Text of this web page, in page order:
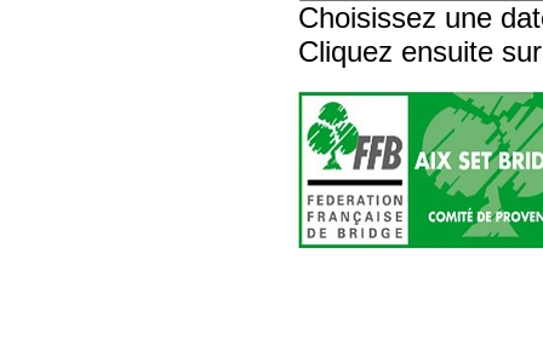
Choisissez une
Cliquez ensuite